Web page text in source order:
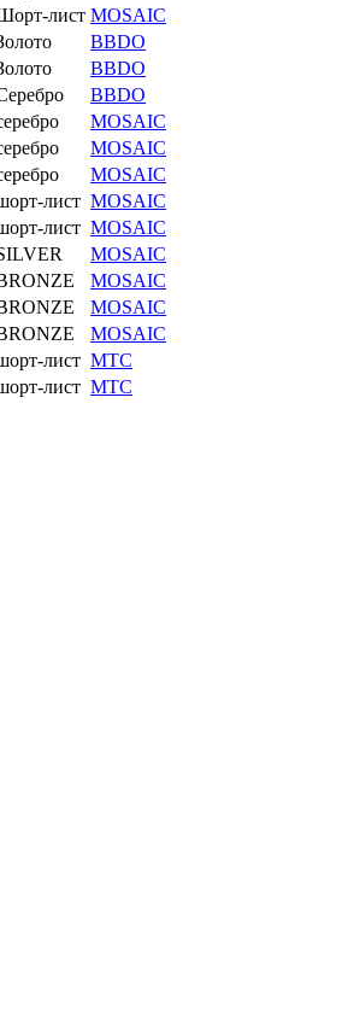
лист MOSAIC
BBDO
BBDO
BBDO
MOSAIC
MOSAIC
MOSAIC
лист MOSAIC
лист MOSAIC
MOSAIC
MOSAIC
MOSAIC
MOSAIC
лист МТС
лист МТС